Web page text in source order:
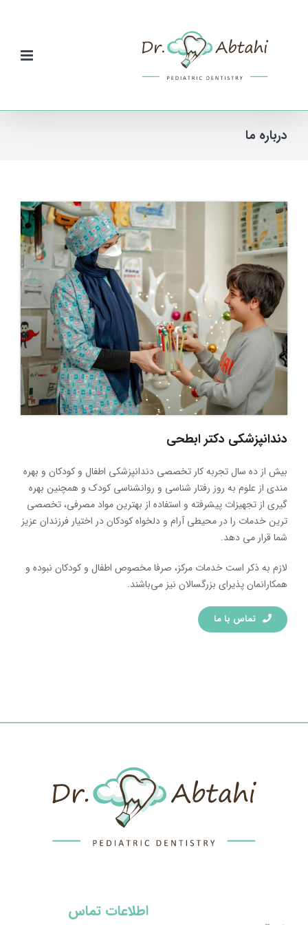
درباره ما
دندانپزشکی دکتر ابطحی
بیش از ده سال تجربه کار تخصصی دندانپزشکی اطفال و کودکان و بهره
مندی از علوم به روز رفتار شناسی و روانشناسی کودک و همچنین بهره
گیری از تجهیزات پیشرفته و استفاده از بهترین مواد مصرفی، تخصصی
ترین خدمات را در محیطی آرام و دلخواه کودکان در اختیار فرزندان عزیز
شما قرار می دهد.
لازم به ذکر است خدمات مرکز، صرفا مخصوص اطفال و کودکان نبوده و
همکارانمان پذیرای بزرگسالان نیز می‌باشند.
تماس با ما
اطلاعات تماس